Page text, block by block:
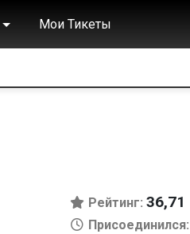
Мои Тикеты
Рейтинг: 36,71
Присоединился: